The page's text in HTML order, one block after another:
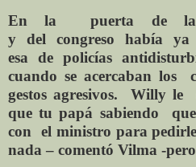
En la
puerta de la
y
del congreso había ya
esa
de policías
cuando se acercaban los
gestos agresivos.
Willy le
que tu papá sabiendo
que
con
el ministro para
nada – comentó Vilma -